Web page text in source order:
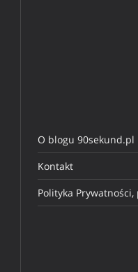
O blogu 90sekund.pl
Kontakt
Polityka Prywatności,